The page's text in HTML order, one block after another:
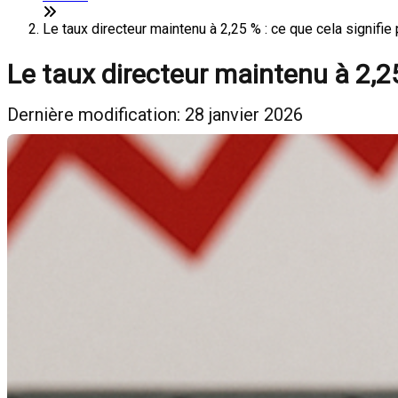
Le taux directeur maintenu à 2,25 % : ce que cela
Le taux directeur maintenu à
Dernière modification: 28 janvier 2026